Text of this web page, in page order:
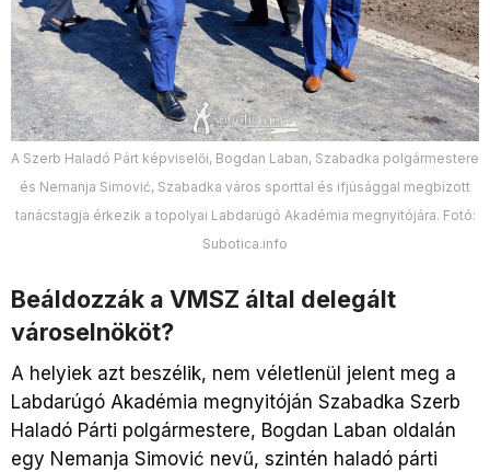
A Szerb Haladó Párt képviselői, Bogdan Laban, Szabadka polgármestere
és Nemanja Simović, Szabadka város sporttal és ifjúsággal megbízott
tanácstagja érkezik a topolyai Labdarúgó Akadémia megnyitójára. Fotó:
Subotica.info
Beáldozzák a VMSZ által delegált
városelnököt?
A helyiek azt beszélik, nem véletlenül jelent meg a
Labdarúgó Akadémia megnyitóján Szabadka Szerb
Haladó Párti polgármestere, Bogdan Laban oldalán
egy Nemanja Simović nevű, szintén haladó párti